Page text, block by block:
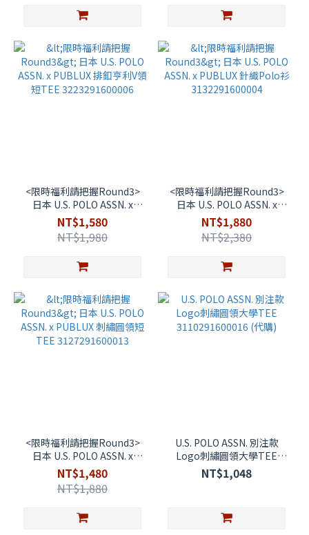
<限時福利請把握Round3>
日本 U.S. POLO ASSN. x
PUBLUX 排釦亨利V領短TEE
3223291600006
NT$1,580
NT$1,980
<限時福利請把握Round3>
日本 U.S. POLO ASSN. x
PUBLUX 針織Polo衫
3132291600004
NT$1,880
NT$2,380
<限時福利請把握Round3>
日本 U.S. POLO ASSN. x
PUBLUX 刺繡圓領短TEE
3127291600013
NT$1,480
NT$1,880
U.S. POLO ASSN. 別注款
Logo刺繡圓領大學TEE
3110291600016 (代購)
NT$1,048